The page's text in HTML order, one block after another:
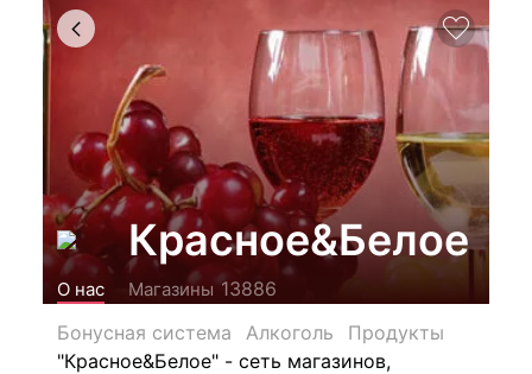
Красное&Белое
О нас Магазины 13886
Бонусная система
Алкоголь
Продукты
"Красное&Белое" - сеть магазинов,